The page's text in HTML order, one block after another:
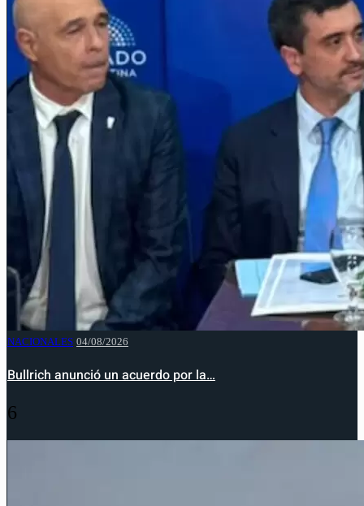
NACIONALES 04/08/2026
Bullrich anunció un acuerdo por la…
6